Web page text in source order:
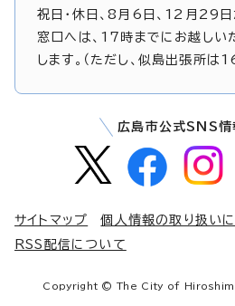
祝日・休日、8月6日、12月29
窓口へは、17時までにお越しい
します。（ただし、似島出張所は
広島市公式SNS情
サイトマップ 個人情報の取り扱い
RSS配信について
Copyright © The City of